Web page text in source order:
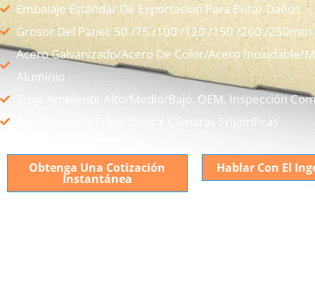
Embalaje Estándar De Exportación Para Evitar Daños.
Grosor Del Panel: 50 /75 /100 /120 /150 /200 /250mm
Acero Galvanizado/Acero De Color/Acero Inoxidable/
Aluminio
Traje Ambiente Alto/medio/bajo, OEM, Inspección
Para Cámaras Frigoríficas Y Cámaras Frigoríficas
Obtenga Una Cotización
Instantánea
Hablar Con El